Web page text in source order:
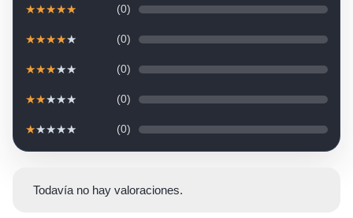
★★★★★ (0)
★★★★★ (0)
★★★★★ (0)
★★★★★ (0)
★★★★★ (0)
Todavía no hay valoraciones.